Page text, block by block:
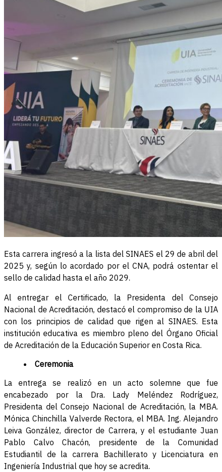
Esta carrera ingresó a la lista del SINAES el 29 de abril del
2025 y, según lo acordado por el CNA, podrá ostentar el
sello de calidad hasta el año 2029.
Al entregar el Certificado, la Presidenta del Consejo
Nacional de Acreditación, destacó el compromiso de la UIA
con los principios de calidad que rigen al SINAES. Esta
institución educativa es miembro pleno del Órgano Oficial
de Acreditación de la Educación Superior en Costa Rica.
Ceremonia
La entrega se realizó en un acto solemne que fue
encabezado por la Dra. Lady Meléndez Rodríguez,
Presidenta del Consejo Nacional de Acreditación, la MBA.
Mónica Chinchilla Valverde Rectora, el MBA. Ing. Alejandro
Leiva González, director de Carrera, y el estudiante Juan
Pablo Calvo Chacón, presidente de la Comunidad
Estudiantil de la carrera Bachillerato y Licenciatura en
Ingeniería Industrial que hoy se acredita.